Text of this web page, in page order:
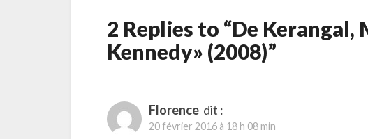
2 Replies to “De Kerangal,
Kennedy» (2008)”
Florence dit :
20 février 2016 à 18 h 08 min